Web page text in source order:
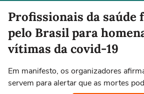
Profissionais da saúde
pelo Brasil para
vítimas da covid-19
Em manifesto, os organizadores
servem para alertar que as mortes